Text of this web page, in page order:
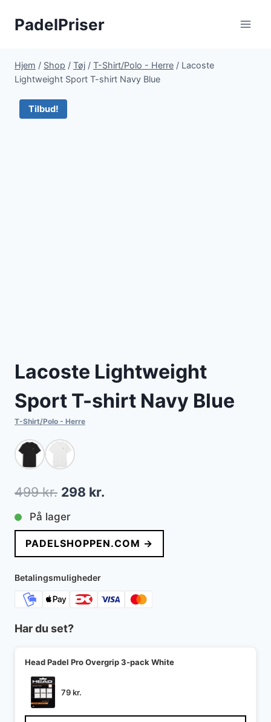
PadelPriser
Hjem / Shop / Tøj / T-Shirt/Polo - Herre / Lacoste
Lightweight Sport T-shirt Navy Blue
Tilbud!
Lacoste Lightweight
Sport T-shirt Navy Blue
T-Shirt/Polo - Herre
499kr. Den
oprindelige
pris
var:
499 kr..
298 kr.
pris
er:
På lager
PADELSHOPPEN.COM →
Betalingsmuligheder
Har du set?
Head Padel Pro Overgrip 3-pack White
79kr.